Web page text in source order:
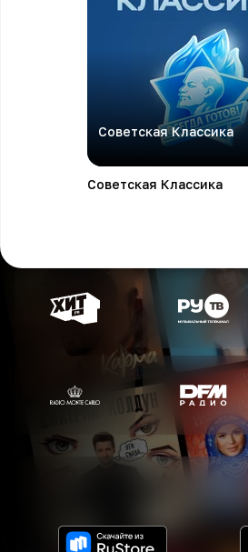
Советская Классика
Советская Классика